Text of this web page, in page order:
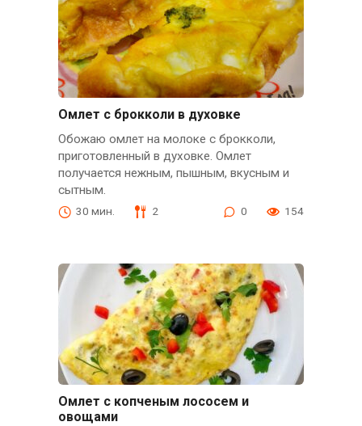
Омлет с брокколи в духовке
Обожаю омлет на молоке с брокколи,
приготовленный в духовке. Омлет
получается нежным, пышным, вкусным и
сытным.
30 мин. 2 0 154
Омлет с копченым лососем и
овощами